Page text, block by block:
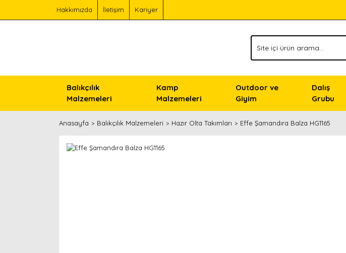
Hakkımızda İletişim Kariyer
Balıkçılık
Malzemeleri
Kamp
Malzemeleri
Outdoor ve
Giyim
Dalış
Grubu
Anasayfa Balıkçılık Malzemeleri Hazır Olta Takımları Effe Şamandıra Balza HG1165